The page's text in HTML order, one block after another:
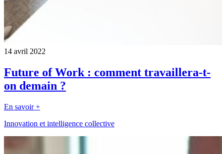
14 avril 2022
Future of Work : comment travaillera-t-
on demain ?
En savoir +
Innovation et intelligence collective